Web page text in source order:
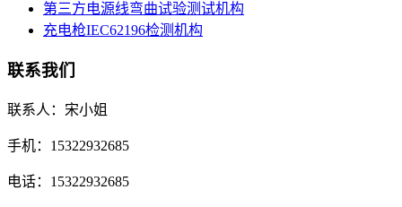
第三方电源线弯曲试验测试机构
充电枪IEC62196检测机构
联系我们
联系人：宋小姐
手机：15322932685
电话：15322932685